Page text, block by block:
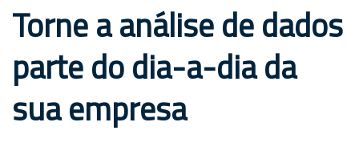
Torne a análise de dados
parte do dia-a-dia da
sua empresa